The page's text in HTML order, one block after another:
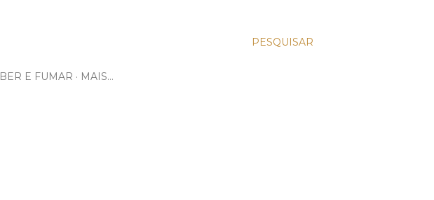
PESQUISAR
E FUMAR MAIS…